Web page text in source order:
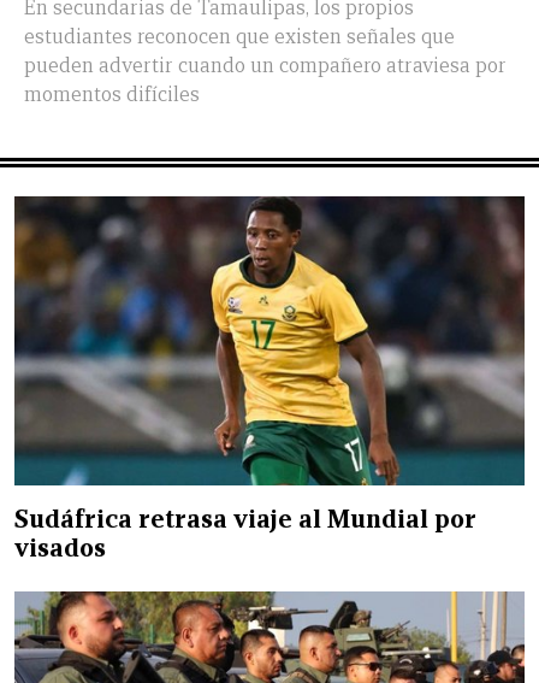
En secundarias de Tamaulipas, los propios
estudiantes reconocen que existen señales que
pueden advertir cuando un compañero atraviesa por
momentos difíciles
Sudáfrica retrasa viaje al Mundial por
visados